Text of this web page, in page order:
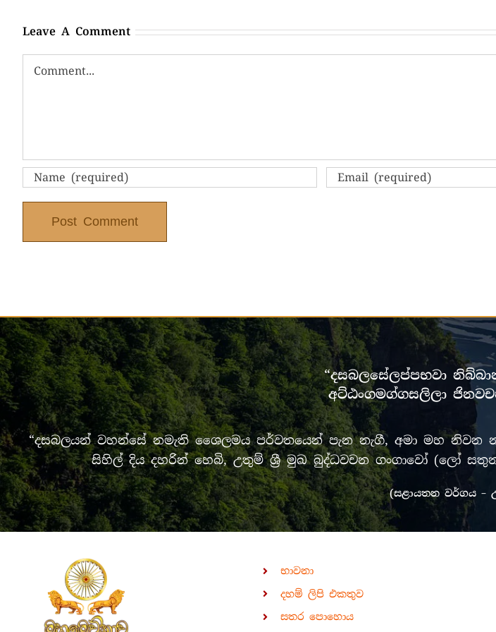
Leave A Comment
Comment
“දසබලසේලප්පභවා
අට්ඨංගමග්ගසලිලා
“දසබලයන් වහන්සේ නමැති ශෛලමය පර්වතයෙන් පැන නැගී, අමා මහ
සිහිල් දිය දහරින් හෙබි, උතුම් ශ්‍රී මුඛ බුද්ධවචන ගංගාවෝ (ලෝ
(සළායතන වර්ගය –
භාවනා
දහම් ලිපි එකතුව
සතර පොහොය